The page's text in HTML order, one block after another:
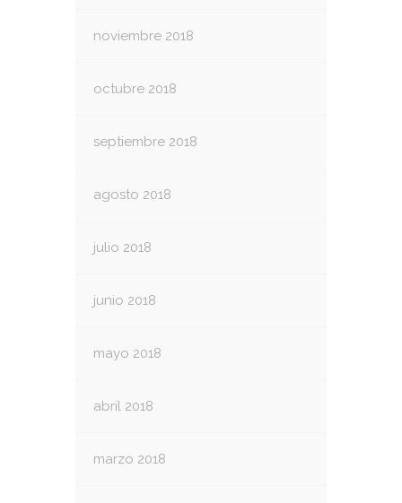
noviembre 2018
octubre 2018
septiembre 2018
agosto 2018
julio 2018
junio 2018
mayo 2018
abril 2018
marzo 2018